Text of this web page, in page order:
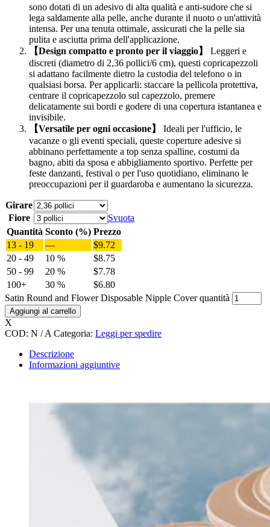
sono dotati di un adesivo di alta qualità e anti-sudore che si
lega saldamente alla pelle, anche durante il nuoto o un'attività
intensa. Per una tenuta ottimale, assicurati che la pelle sia
pulita e asciutta prima dell'applicazione.
【Design compatto e pronto per il viaggio】
Leggeri e
discreti (diametro di 2,36 pollici/6 cm), questi copricapezzoli
si adattano facilmente dietro la custodia del telefono o in
qualsiasi borsa. Per applicarli: staccare la pellicola protettiva,
centrare il copricapezzolo sul capezzolo, premere
delicatamente sui bordi e godere di una copertura istantanea e
invisibile.
【Versatile per ogni occasione】
Ideali per l'ufficio, le
vacanze o gli eventi speciali, queste coperture adesive si
abbinano perfettamente a top senza spalline, costumi da
bagno, abiti da sposa e abbigliamento sportivo. Perfette per
feste danzanti, festival o per l'uso quotidiano, eliminano le
preoccupazioni per il guardaroba e aumentano la sicurezza.
Girare
Fiore
Svuota
Quantità Sconto (%) Prezzo
13 - 19
— $9.72
20 - 49
10 % $8.75
50 - 99
20 % $7.78
100+
30 % $6.80
Satin Round and Flower Disposable Nipple Cover quantità
Aggiungi al carrello
X
COD: N / A Categoria: Leggi per spedire
Descrizione
Informazioni aggiuntive